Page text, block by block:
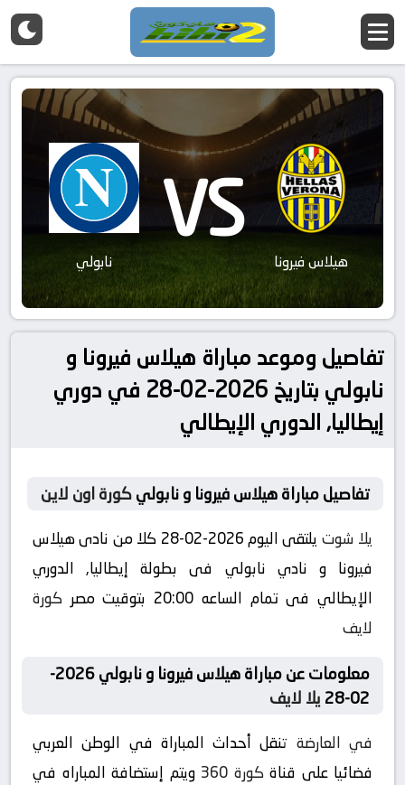
هيلاس فيرونا VS نابولي
تفاصيل وموعد مباراة هيلاس فيرونا و
نابولي بتاريخ 2026-02-28 في دوري
إيطاليا, الدوري الإيطالي
تفاصيل مباراة هيلاس فيرونا و نابوليكورة اون لاين
يلا شوت
يلتقى اليوم 2026-02-28 كلا من نادى هيلاس
فيرونا و نادي نابولي فى بطولة إيطاليا, الدوري
الإيطالي فى تمام الساعه 20:00 بتوقيت مصر
كورة
لايف
معلومات عن مباراة هيلاس فيرونا و نابولي 2026-
02-28
يلا لايف
في العارضة تنقل أحداث المباراة في الوطن العربي
فضائيا على قناةكورة 360
ويتم إستضافة المباراه في